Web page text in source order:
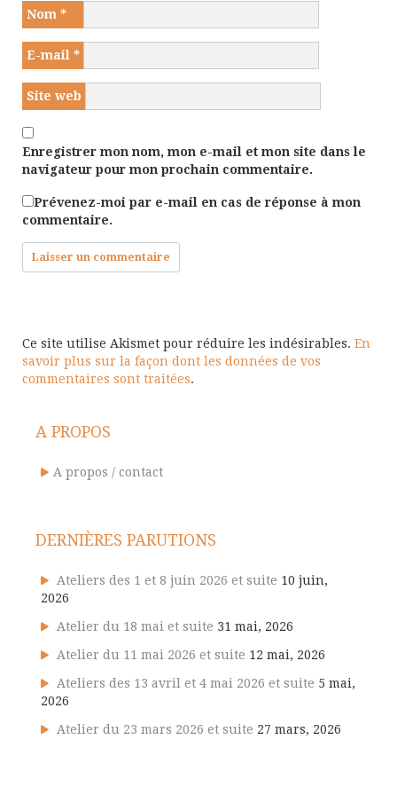
Nom *
E-mail *
Site web
Enregistrer mon nom, mon e-mail et mon site dans le
navigateur pour mon prochain commentaire.
Prévenez-moi par e-mail en cas de réponse à mon
commentaire.
Ce site utilise Akismet pour réduire les indésirables. En
savoir plus sur la façon dont les données de vos
commentaires sont traitées.
A PROPOS
A propos / contact
DERNIÈRES PARUTIONS
Ateliers des 1 et 8 juin 2026 et suite 10 juin,
2026
Atelier du 18 mai et suite 31 mai, 2026
Atelier du 11 mai 2026 et suite 12 mai, 2026
Ateliers des 13 avril et 4 mai 2026 et suite 5 mai,
2026
Atelier du 23 mars 2026 et suite 27 mars, 2026